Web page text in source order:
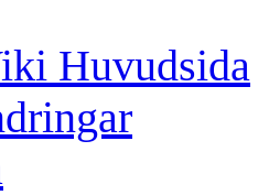
Huvudsida